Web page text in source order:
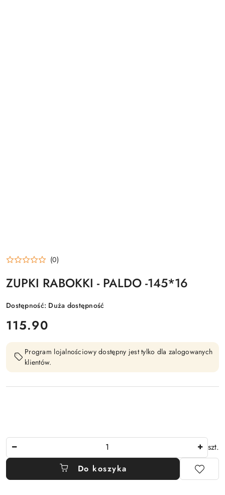
(0)
ZUPKI RABOKKI - PALDO -145*16
Dostępność: Duża dostępność
cena:
115.90
Program lojalnościowy dostępny jest tylko dla zalogowanych
klientów.
szt.
Do koszyka